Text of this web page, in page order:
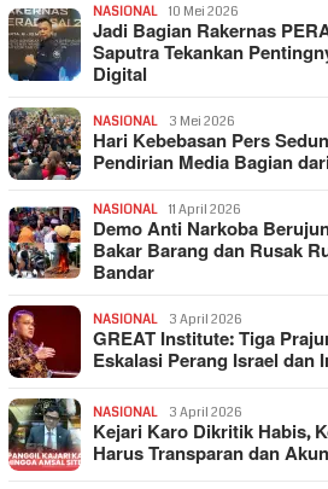
NASIONAL 10 Mei 2026
Jadi Bagian Rakernas
Saputra Tekankan
Digital
NASIONAL 3 Mei 2026
Hari Kebebasan Pers
Pendirian Media Bagian
NASIONAL 11 April 2026
Demo Anti Narkoba
Bakar Barang dan Rusak
Bandar
NASIONAL 3 April 2026
GREAT Institute: Tiga
Eskalasi Perang Israel dan
NASIONAL 3 April 2026
Kejari Karo Dikritik Habis,
Harus Transparan dan